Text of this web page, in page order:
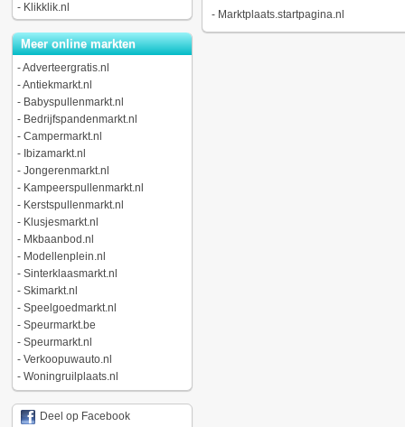
- Klikklik.nl
Meer online markten
-Adverteergratis.nl
-Antiekmarkt.nl
- Babyspullenmarkt.nl
- Bedrijfspandenmarkt.nl
- Campermarkt.nl
- Ibizamarkt.nl
- Jongerenmarkt.nl
- Kampeerspullenmarkt.nl
- Kerstspullenmarkt.nl
- Klusjesmarkt.nl
- Mkbaanbod.nl
- Modellenplein.nl
- Sinterklaasmarkt.nl
- Skimarkt.nl
- Speelgoedmarkt.nl
- Speurmarkt.be
- Speurmarkt.nl
- Verkoopuwauto.nl
- Woningruilplaats.nl
Deel op Facebook
- Marktplaats.startpagina.nl